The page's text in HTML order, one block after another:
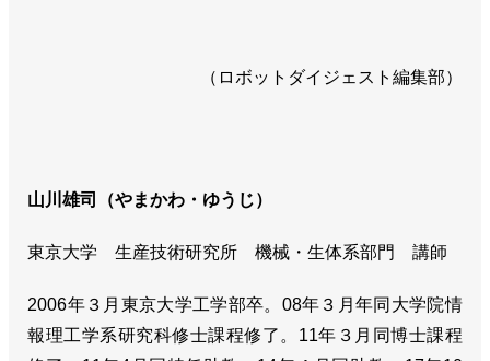
（ロボットダイジェスト編集部）
山川雄司（やまかわ・ゆうじ）
東京大学 生産技術研究所 機械・生体系部門 講師
2006年３月東京大学工学部卒。08年３月年同大学院情
報理工学系研究科修士課程修了。11年３月同博士課程